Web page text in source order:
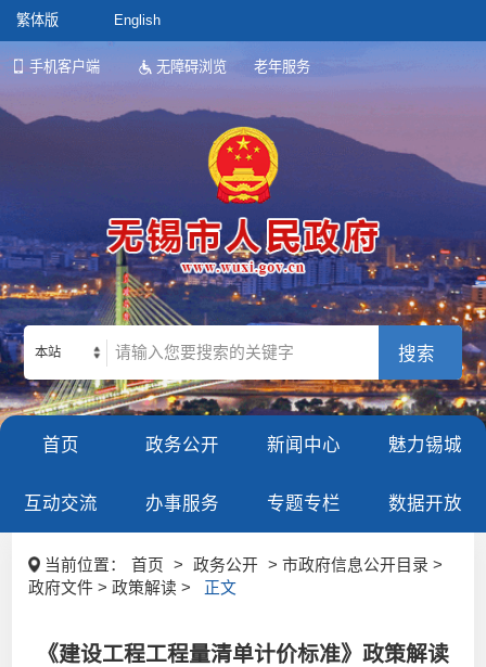
繁体版 English
手机客户端 无障碍浏览 老年服务
本站
首页 政务公开 新闻中心 魅力锡城
互动交流 办事服务 专题专栏 数据开放
当前位置： 首页 > 政务公开
> 市政府信息公开目录 >
政府文件 > 政策解读 >
正文
《建设工程工程量清单计价标准》政策解读